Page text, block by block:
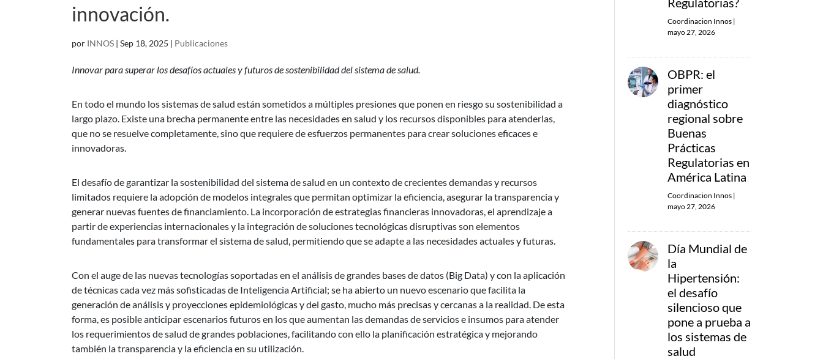
innovación.
por INNOS | Sep 18, 2025 | Publicaciones
Innovar para superar los desafíos actuales y futuros de sostenibilidad del sistema de salud.
En todo el mundo los sistemas de salud están sometidos a múltiples presiones que ponen en riesgo su sostenibilidad a
largo plazo. Existe una brecha permanente entre las necesidades en salud y los recursos disponibles para atenderlas,
que no se resuelve completamente, sino que requiere de esfuerzos permanentes para crear soluciones eficaces e
innovadoras.
El desafío de garantizar la sostenibilidad del sistema de salud en un contexto de crecientes demandas y recursos
limitados requiere la adopción de modelos integrales que permitan optimizar la eficiencia, asegurar la transparencia y
generar nuevas fuentes de financiamiento. La incorporación de estrategias financieras innovadoras, el aprendizaje a
partir de experiencias internacionales y la integración de soluciones tecnológicas disruptivas son elementos
fundamentales para transformar el sistema de salud, permitiendo que se adapte a las necesidades actuales y futuras.
Con el auge de las nuevas tecnologías soportadas en el análisis de grandes bases de datos (Big Data) y con la aplicación
de técnicas cada vez más sofisticadas de Inteligencia Artificial; se ha abierto un nuevo escenario que facilita la
generación de análisis y proyecciones epidemiológicas y del gasto, mucho más precisas y cercanas a la realidad. De esta
forma, es posible anticipar escenarios futuros en los que aumentan las demandas de servicios e insumos para atender
los requerimientos de salud de grandes poblaciones, facilitando con ello la planificación estratégica y mejorando
también la transparencia y la eficiencia en su utilización.
Coordinacion Innos |
mayo 27, 2026
OBPR: el
primer
diagnóstico
regional sobre
Buenas
Prácticas
Regulatorias en
América Latina
Coordinacion Innos |
mayo 27, 2026
Día Mundial de
la
Hipertensión:
el desafío
silencioso que
pone a prueba a
los sistemas de
salud